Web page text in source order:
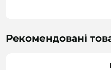
Рекомендовані